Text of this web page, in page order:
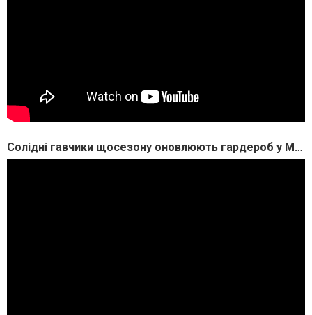
Солідні гавчики щосезону оновлюють гардероб у MasterZoo ?